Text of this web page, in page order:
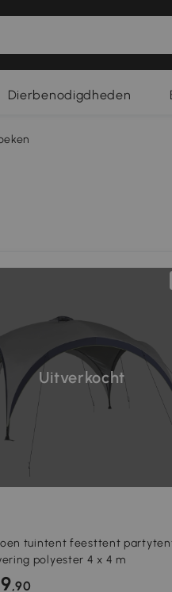
Dierbenodigdheden
Uitverkocht
tuintent feesttent
polyester 4 x 4 m
,90